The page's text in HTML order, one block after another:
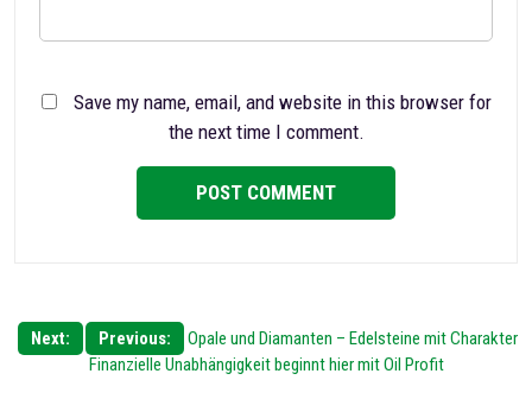
Save my name, email, and website in this browser for
the next time I comment.
Post
navigation
Previous: Opale und Diamanten – Edelsteine mit Charakter
Next:
Finanzielle Unabhängigkeit beginnt hier mit Oil Profit